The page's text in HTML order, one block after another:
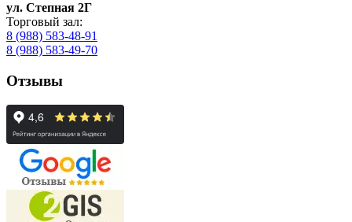
ул. Степная 2Г
Торговый зал:
8 (988) 583-48-91
8 (988) 583-49-70
Отзывы